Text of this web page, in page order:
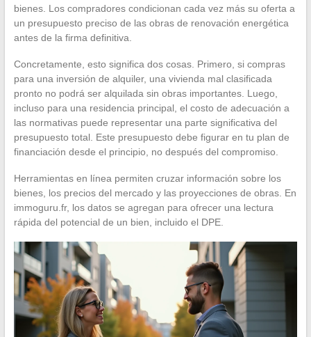
bienes. Los compradores condicionan cada vez más su oferta a
un presupuesto preciso de las obras de renovación energética
antes de la firma definitiva.
Concretamente, esto significa dos cosas. Primero, si compras
para una inversión de alquiler, una vivienda mal clasificada
pronto no podrá ser alquilada sin obras importantes. Luego,
incluso para una residencia principal, el costo de adecuación a
las normativas puede representar una parte significativa del
presupuesto total. Este presupuesto debe figurar en tu plan de
financiación desde el principio, no después del compromiso.
Herramientas en línea permiten cruzar información sobre los
bienes, los precios del mercado y las proyecciones de obras. En
immoguru.fr, los datos se agregan para ofrecer una lectura
rápida del potencial de un bien, incluido el DPE.